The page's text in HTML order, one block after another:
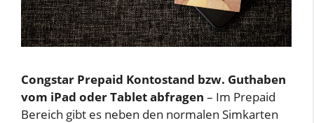
Congstar Prepaid Kontostand bzw. Guthaben
vom iPad oder Tablet abfragen – Im Prepaid
Bereich gibt es neben den normalen Simkarten